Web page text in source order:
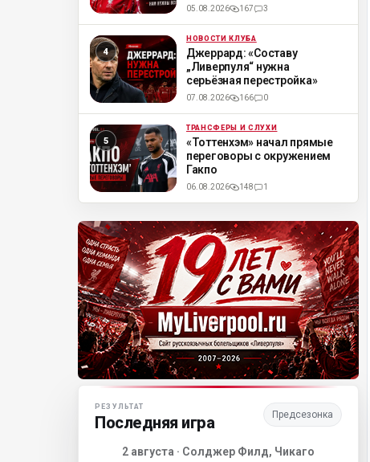
05.08.2026 167 3
ML НОВОСТИ КЛУБА
Джеррард: «Составу
„Ливерпуля“ нужна
серьёзная перестройка»
07.08.2026 166 0
ML ТРАНСФЕРЫ И СЛУХИ
«Тоттенхэм» начал прямые
переговоры с окружением
Гакпо
06.08.2026 148 1
Матч-центр «Ливерпуля»
РЕЗУЛЬТАТ
Последняя игра Предсезонка
2 августа · Солджер Филд, Чикаго